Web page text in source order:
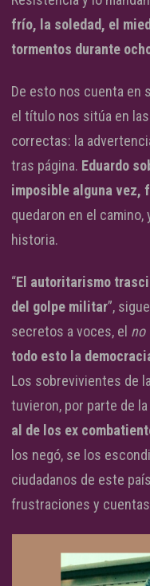
frío, la soledad, el
tormentos durante
De esto nos cuenta en
el título nos sitúa en
correctas: la
tras página. Eduardo
imposible alguna vez,
quedaron en el
historia.
“El autoritarismo
del golpe militar”,
secretos a voces, el no
todo esto la
Los sobrevivientes de
tuvieron, por parte de
al de los ex
los negó, se los
ciudadanos de este
frustraciones y